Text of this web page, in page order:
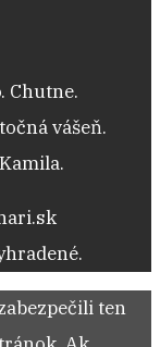
Chutne.
vášeň.
ten